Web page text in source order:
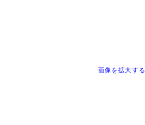
画像を拡大する